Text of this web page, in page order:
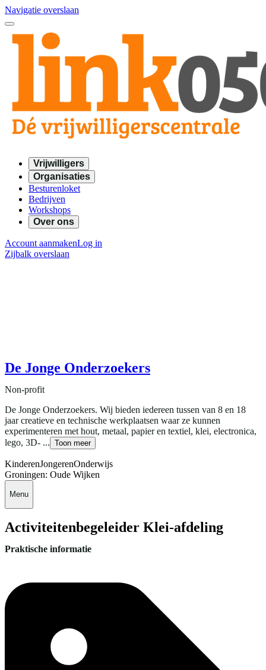
Navigatie overslaan
Vrijwilligers
Organisaties
Besturenloket
Bedrijven
Workshops
Over ons
Account aanmakenLog in
Zijbalk overslaan
De Jonge Onderzoekers
Non-profit
De Jonge Onderzoekers. Wij bieden iedereen tussen van 8 en 18
jaar creatieve en technische werkplaatsen waar ze kunnen
experimenteren met hout, metaal, papier en textiel, klei, electronica,
lego, 3D- ... Toon meer
KinderenJongerenOnderwijs
Groningen: Oude Wijken
Menu
Activiteitenbegeleider Klei-afdeling
Praktische informatie